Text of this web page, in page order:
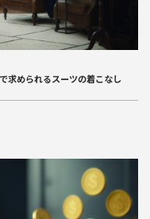
求められるスーツの着こなし